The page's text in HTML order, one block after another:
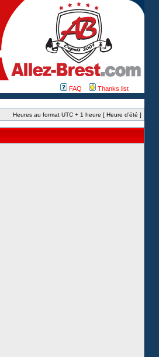
FAQ Thanks list
Heures au format UTC + 1 heure [ Heure d’été ]